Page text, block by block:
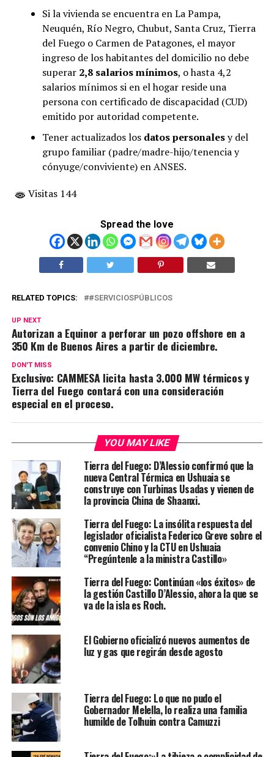
Si la vivienda se encuentra en La Pampa,
Neuquén, Río Negro, Chubut, Santa Cruz, Tierra
del Fuego o Carmen de Patagones, el mayor
ingreso de los habitantes del domicilio no debe
superar2,8 salarios mínimos, o hasta 4,2
salarios mínimos si en el hogar reside una
persona con certificado de discapacidad (CUD)
emitido por autoridad competente.
Tener actualizados los datos personalesy del
grupo familiar (padre/madre-hijo/tenencia y
cónyuge/conviviente) en ANSES.
Visitas 144
Spread the love
RELATED TOPICS: #SERVICIOSPÚBLICOS
UP NEXT
Autorizan a Equinor a perforar un pozo offshore en a
350 Km de Buenos Aires a partir de diciembre.
DON'T MISS
Exclusivo: CAMMESA licita hasta 3.000 MW térmicos y
Tierra del Fuego contará con una consideración
especial en el proceso.
YOU MAY LIKE
Tierra del Fuego: D’Alessio confirmó que la
nueva Central Térmica en Ushuaia se
construye con Turbinas Usadas y vienen de
la provincia China de Shaanxi.
Tierra del Fuego: La insólita respuesta del
legislador oficialista Federico Greve sobre el
convenio Chino y la CTU en Ushuaia
“Pregúntenle a la ministra Castillo»
Tierra del Fuego: Continúan «los éxitos» de
la gestión Castillo D’Alessio, ahora la que se
va de la isla es Roch.
El Gobierno oficializó nuevos aumentos de
luz y gas que regirán desde agosto
Tierra del Fuego: Lo que no pudo el
Gobernador Melella, lo realiza una familia
humilde de Tolhuin contra Camuzzi